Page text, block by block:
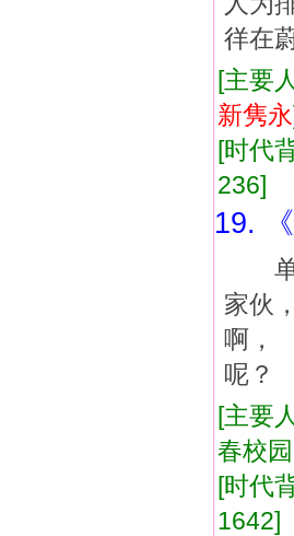
徉在
[主要
新隽永
[时代
236]
19.
单
家伙
啊，
呢？
[主要
春校
[时代